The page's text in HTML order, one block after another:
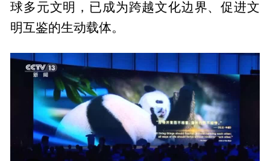
球多元文明，已成为跨越文化边界、促进文
明互鉴的生动载体。